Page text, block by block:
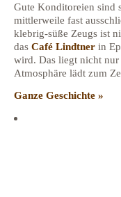
Gute Konditoreien sind
mittlerweile fast
klebrig-süße Zeugs ist
das Café Lindtner in
wird. Das liegt nicht nur
Atmosphäre lädt zum
Ganze Geschichte »